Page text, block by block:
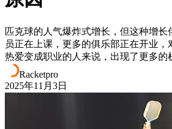
匹克球的人气爆炸式增长，但这种增
员正在上课，更多的俱乐部正在开业，
热爱变成职业的人来说，出现了更多的
Racketpro
2025年11月3日